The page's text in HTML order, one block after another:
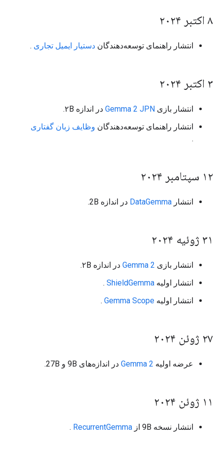
۸ اکتبر ۲۰۲۴
انتشار راهنمای توسعه‌دهندگان دستیار ایمیل تجاری .
۳ اکتبر ۲۰۲۴
انتشار بازی Gemma 2 JPN در اندازه ۲B.
انتشار راهنمای توسعه‌دهندگان وظایف زبان گفتاری
.
۱۲ سپتامبر ۲۰۲۴
انتشار DataGemma در اندازه 2B.
۳۱ ژوئیه ۲۰۲۴
انتشار بازی Gemma 2 در اندازه ۲B.
انتشار اولیه ShieldGemma
.
انتشار اولیه Gemma Scope
.
۲۷ ژوئن ۲۰۲۴
عرضه اولیه Gemma 2 در اندازه‌های 9B و 27B.
۱۱ ژوئن ۲۰۲۴
انتشار نسخه 9B از RecurrentGemma
.